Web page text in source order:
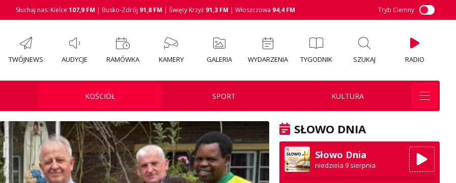
Słuchaj nas: Kielce 107,9 FM | Busko-Zdrój 91,8 FM | Święty Krzyż 91,3 FM | Włoszczowa 94,4 FM Tryb Ciemny
TWÓJNEWS AUDYCJE RAMÓWKA KAMERY GALERIA WYDARZENIA TYGODNIK SZUKAJ RADIO
KOŚCIÓŁ SPORT KULTURA
SŁOWO DNIA
Słowo Dnia
niedziela 9 sierpnia